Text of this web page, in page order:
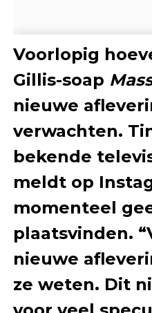
Voorlopig
Gillis-soap
nieuwe
verwachten.
bekende
meldt op
momenteel
plaatsvinden.
nieuwe
ze weten. Dit